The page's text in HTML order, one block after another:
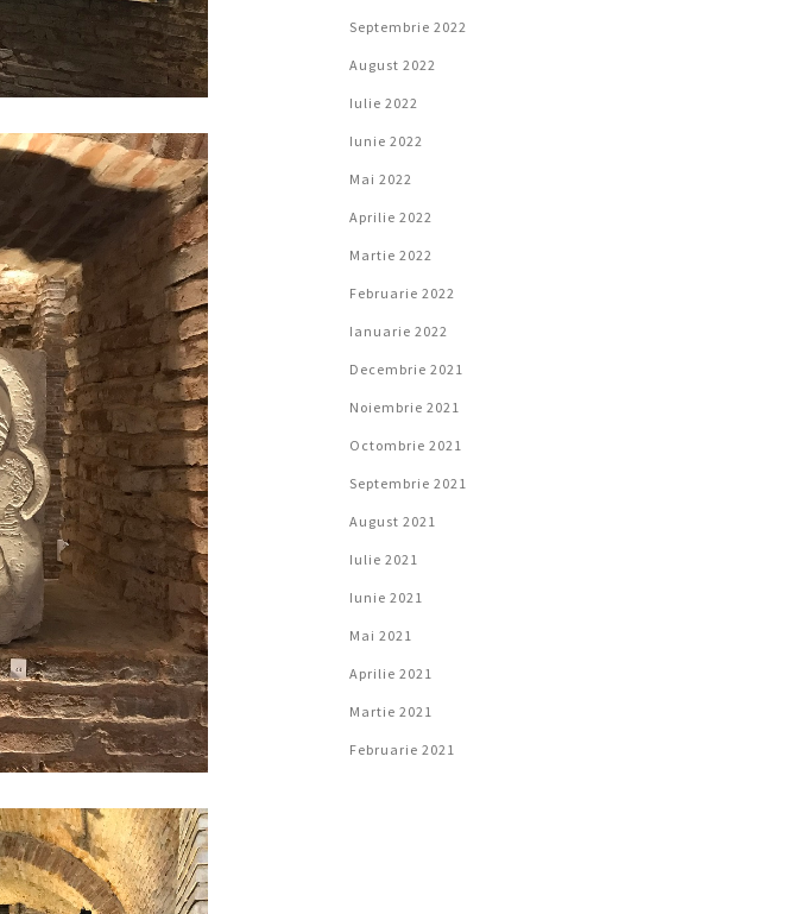
Septembrie 2022
August 2022
Iulie 2022
Iunie 2022
Mai 2022
Aprilie 2022
Martie 2022
Februarie 2022
Ianuarie 2022
Decembrie 2021
Noiembrie 2021
Octombrie 2021
Septembrie 2021
August 2021
Iulie 2021
Iunie 2021
Mai 2021
Aprilie 2021
Martie 2021
Februarie 2021